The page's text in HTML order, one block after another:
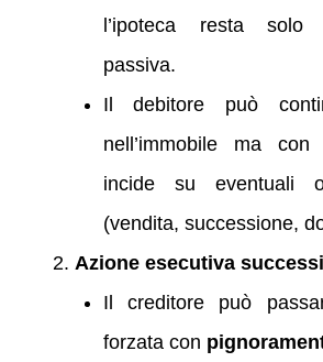
l’ipoteca resta solo
passiva.
Il debitore può
nell’immobile ma
incide su eventuali
(vendita, successione,
Azione esecutiva
Il creditore può
forzata con